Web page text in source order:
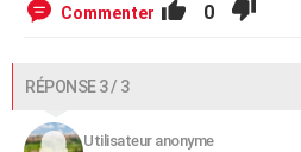
Commenter 0
RÉPONSE 3 / 3
Utilisateur anonyme